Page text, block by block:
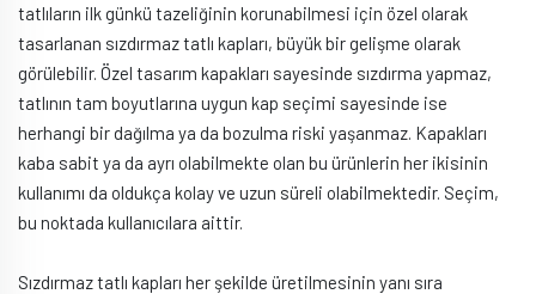
tatlıların ilk günkü tazeliğinin korunabilmesi için özel olarak
tasarlanan sızdırmaz tatlı kapları, büyük bir gelişme olarak
görülebilir. Özel tasarım kapakları sayesinde sızdırma yapmaz,
tatlının tam boyutlarına uygun kap seçimi sayesinde ise
herhangi bir dağılma ya da bozulma riski yaşanmaz. Kapakları
kaba sabit ya da ayrı olabilmekte olan bu ürünlerin her ikisinin
kullanımı da oldukça kolay ve uzun süreli olabilmektedir. Seçim,
bu noktada kullanıcılara aittir.
Sızdırmaz tatlı kapları her şekilde üretilmesinin yanı sıra